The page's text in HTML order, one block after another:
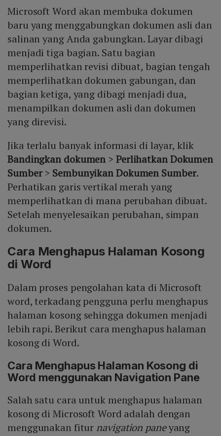
Microsoft Word akan membuka dokumen
baru yang menggabungkan dokumen asli dan
salinan yang Anda gabungkan. Layar dibagi
menjadi tiga bagian. Satu bagian
memperlihatkan revisi dibuat, bagian tengah
memperlihatkan dokumen gabungan, dan
bagian ketiga, yang dibagi menjadi dua,
menampilkan dokumen asli dan dokumen
yang direvisi.
Jika terlalu banyak informasi di layar, klik
Bandingkan dokumen > Perlihatkan Dokumen
Sumber> Sembunyikan Dokumen Sumber.
Perhatikan garis vertikal merah yang
memperlihatkan di mana perubahan dibuat.
Setelah menyelesaikan perubahan, simpan
dokumen.
Cara Menghapus Halaman Kosong
di Word
Dalam proses pengolahan kata di Microsoft
word, terkadang pengguna perlu menghapus
halaman kosong sehingga dokumen menjadi
lebih rapi. Berikut cara menghapus halaman
kosong di Word.
Cara Menghapus Halaman Kosong di
Word menggunakan Navigation Pane
Salah satu cara untuk menghapus halaman
kosong di Microsoft Word adalah dengan
menggunakan fitur navigation paneyang